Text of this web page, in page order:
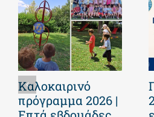
Καλοκαιρινό
πρόγραμμα 2026 |